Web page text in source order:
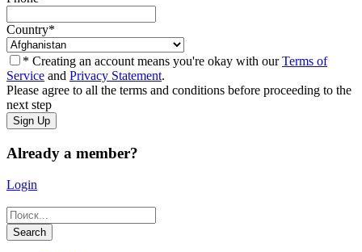
Country*
* Creating an account means you're okay with ourTerms of
Service and Privacy Statement.
Please agree to all the terms and conditions before proceeding to the
next step
Already a member?
Login